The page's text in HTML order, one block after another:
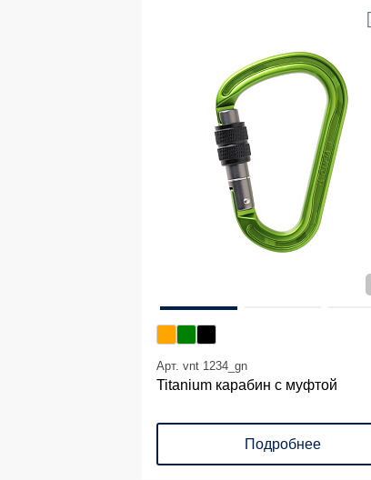
Арт. vnt 1234_gn
Titanium карабин с муфтой
Подробнее